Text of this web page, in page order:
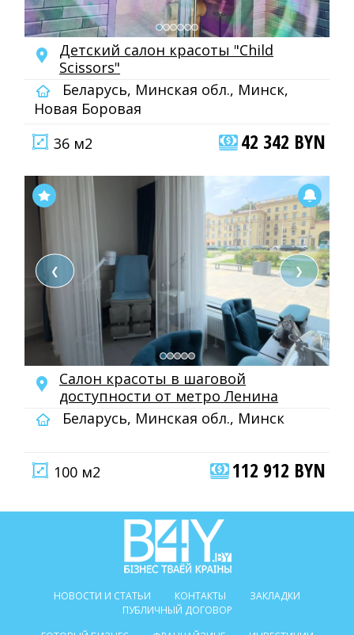
Детский салон красоты "Child
Scissors"
Беларусь, Минская обл., Минск,
Новая Боровая
36 м2
42 342 BYN
❮ ❯
Салон красоты в шаговой
доступности от метро Ленина
Беларусь, Минская обл., Минск
100 м2 112 912 BYN
НОВОСТИ И СТАТЬИ КОНТАКТЫ
ЗАКЛАДКИ
ПУБЛИЧНЫЙ ДОГОВОР